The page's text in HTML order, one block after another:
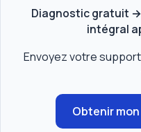
Diagnostic gratuit
intégral
Envoyez votre
Obtenir